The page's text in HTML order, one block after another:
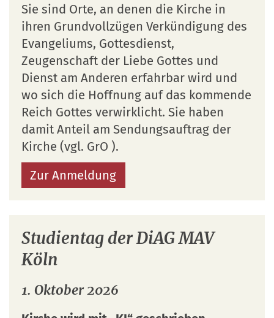
Sie sind Orte, an denen die Kirche in
ihren Grundvollzügen Verkündigung des
Evangeliums, Gottesdienst,
Zeugenschaft der Liebe Gottes und
Dienst am Anderen erfahrbar wird und
wo sich die Hoffnung auf das kommende
Reich Gottes verwirklicht. Sie haben
damit Anteil am Sendungsauftrag der
Kirche (vgl. GrO ).
Zur Anmeldung
Studientag der DiAG MAV
Köln
1. Oktober 2026